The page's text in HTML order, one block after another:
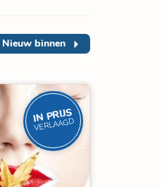
Nieuw binnen
IN PRIJS
VERLAAGD